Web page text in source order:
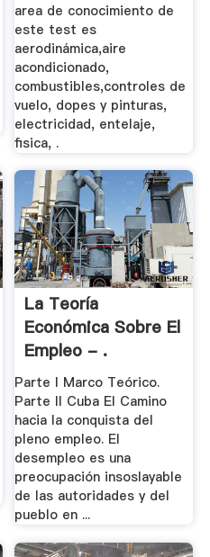
area de conocimiento de
este test es
aerodinámica,aire
acondicionado,
combustibles,controles de
vuelo, dopes y pinturas,
electricidad, entelaje,
fisica, .
La Teoría
Económica Sobre El
Empleo - .
Parte I Marco Teórico.
Parte II Cuba El Camino
hacia la conquista del
pleno empleo. El
desempleo es una
preocupación insoslayable
de las autoridades y del
pueblo en ...